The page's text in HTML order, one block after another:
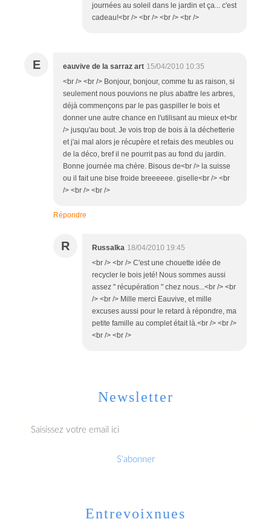
journées au soleil dans le jardin et ça... c'est
cadeau!<br /> <br /> <br /> <br />
E eauvive de la sarraz art 15/04/2010 10:35
<br /> <br /> Bonjour, bonjour, comme tu as raison, si
seulement nous pouvions ne plus abattre les arbres,
déjà commençons par le pas gaspiller le bois et
donner une autre chance en l'utilisant au mieux et<br
/> jusqu'au bout. Je vois trop de bois à la déchetterie
et j'ai mal alors je récupère et refais des meubles ou
de la déco, bref il ne pourrit pas au fond du jardin.
Bonne journée ma chère. Bisous de<br /> la suisse
ou il fait une bise froide breeeeee. giselle<br /> <br
/> <br /> <br />
Répondre
R Russalka 18/04/2010 19:45
<br /> <br /> C'est une chouette idée de
recycler le bois jeté! Nous sommes aussi
assez " récupération " chez nous...<br /> <br
/> <br /> Mille merci Eauvive, et mille
excuses aussi pour le retard à répondre, ma
petite famille au complet était là.<br /> <br />
<br /> <br />
Newsletter
Entrevoixnues